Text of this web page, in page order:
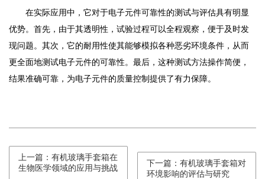
在实际应用中，它对于电子元件可靠性的测试与评估具有明显
优势。首先，由于其透明性，试验过程可以全程观察，便于及时发
现问题。其次，它的耐用性使其能够模拟各种恶劣环境条件，从而
更全面地测试电子元件的可靠性。最后，这种测试方法操作简便，
结果准确可靠，为电子元件的质量控制提供了有力保障。
上一篇：有机玻璃手套箱在
生物医学领域的应用与挑战
下一篇：有机玻璃手套箱对
环境影响的评估与研究